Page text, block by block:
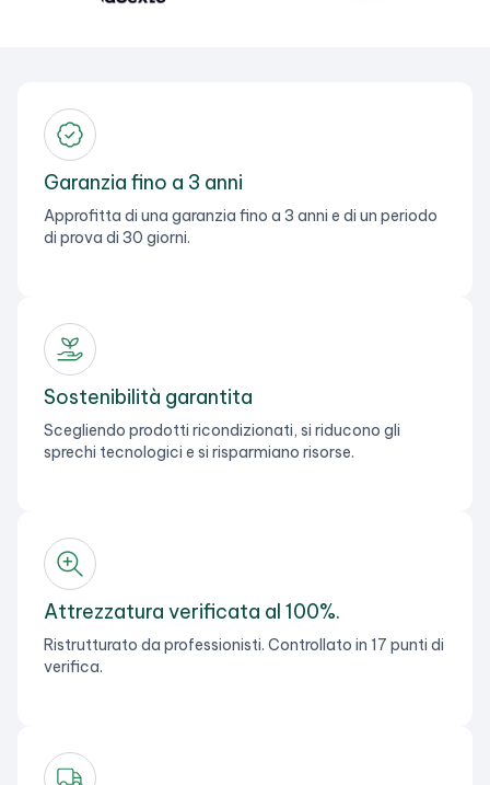
Garanzia fino a 3 anni
Approfitta di una garanzia fino a 3 anni e di un periodo
di prova di 30 giorni.
Sostenibilità garantita
Scegliendo prodotti ricondizionati, si riducono gli
sprechi tecnologici e si risparmiano risorse.
Attrezzatura verificata al 100%.
Ristrutturato da professionisti. Controllato in 17 punti di
verifica.